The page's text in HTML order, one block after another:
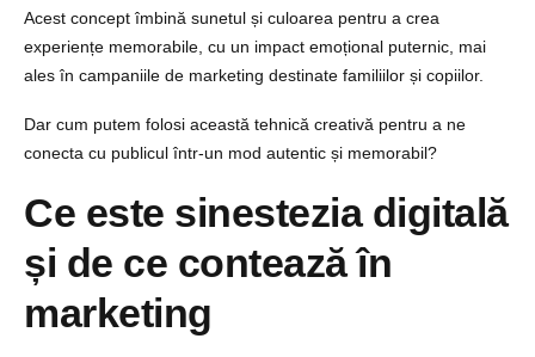
Acest concept îmbină sunetul și culoarea pentru a crea
experiențe memorabile, cu un impact emoțional puternic, mai
ales în campaniile de marketing destinate familiilor și copiilor.
Dar cum putem folosi această tehnică creativă pentru a ne
conecta cu publicul într-un mod autentic și memorabil?
Ce este sinestezia digitală
și de ce contează în
marketing